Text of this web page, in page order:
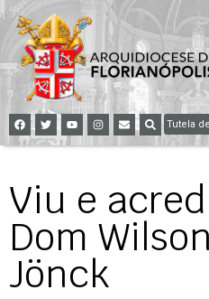
Tutela
Viu e
Dom
Jönck